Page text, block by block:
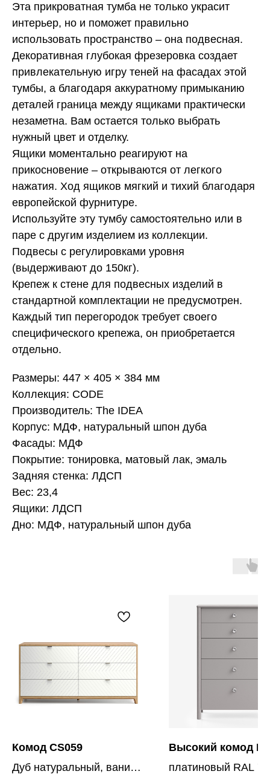
Эта прикроватная тумба не только украсит
интерьер, но и поможет правильно
использовать пространство – она подвесная.
Декоративная глубокая фрезеровка создает
привлекательную игру теней на фасадах этой
тумбы, а благодаря аккуратному примыканию
деталей граница между ящиками практически
незаметна. Вам остается только выбрать
нужный цвет и отделку.
Ящики моментально реагируют на
прикосновение – открываются от легкого
нажатия. Ход ящиков мягкий и тихий благодаря
европейской фурнитуре.
Используйте эту тумбу самостоятельно или в
паре с другим изделием из коллекции.
Подвесы с регулировками уровня
(выдерживают до 150кг).
Крепеж к стене для подвесных изделий в
стандартной комплектации не предусмотрен.
Каждый тип перегородок требует своего
специфического крепежа, он приобретается
отдельно.
Размеры: 447 × 405 × 384 мм
Коллекция: CODE
Производитель: The IDEA
Корпус: МДФ, натуральный шпон дуба
Фасады: МДФ
Покрытие: тонировка, матовый лак, эмаль
Задняя стенка: ЛДСП
Вес: 23,4
Ящики: ЛДСП
Дно: МДФ, натуральный шпон дуба
Комод CS059
Дуб натуральный, ваниль
Высокий комод
платиновый RAL